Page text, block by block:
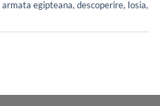
armata egipteana, descoperire, Iosia,